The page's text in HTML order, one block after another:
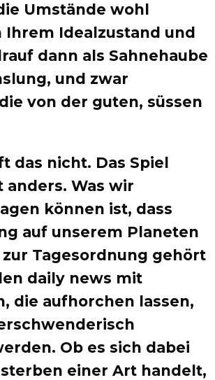
Umstände wohl
Ihrem Idealzustand und
dann als Sahnehaube
und zwar
von der guten, süssen
das nicht. Das Spiel
Was wir
können ist, dass
auf unserem Planeten
Tagesordnung gehört
daily news mit
die aufhorchen lassen,
Ob es sich dabei
einer Art handelt,